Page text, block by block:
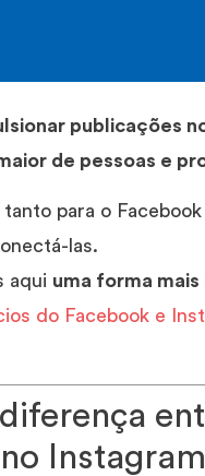
publicações
de pessoas e
para o
las.
aqui uma forma
do Facebook e